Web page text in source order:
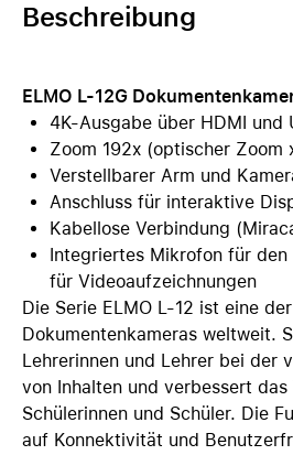
Beschreibung
ELMO L-12G
4K-Ausgabe über HDMI und
Zoom 192x (optischer Zoom
Verstellbarer Arm und
Anschluss für interaktive
Kabellose Verbindung
Integriertes Mikrofon für
für Videoaufzeichnungen
Die Serie ELMO L-12 ist eine
Dokumentenkameras weltweit.
Lehrerinnen und Lehrer bei der
von Inhalten und verbessert
Schülerinnen und Schüler. Die
auf Konnektivität und